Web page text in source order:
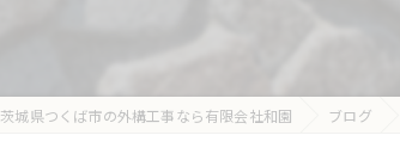
ブロック
茨城県つくば市の外構工事なら有限会社和園 ブログ